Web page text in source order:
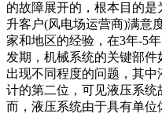
的故障展开的，根本目的
升客户(风电场运营商)满意
家和地区的经验，在3年-5
发期，机械系统的关键部
出现不同程度的问题，其
计的第二位，可见液压系
而，液压系统由于具有单